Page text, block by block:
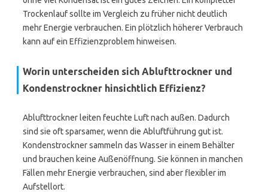
Trockenlauf sollte im Vergleich zu früher nicht deutlich
mehr Energie verbrauchen. Ein plötzlich höherer Verbrauch
kann auf ein Effizienzproblem hinweisen.
Worin unterscheiden sich Ablufttrockner und
Kondenstrockner hinsichtlich Effizienz?
Ablufttrockner leiten feuchte Luft nach außen. Dadurch
sind sie oft sparsamer, wenn die Abluftführung gut ist.
Kondenstrockner sammeln das Wasser in einem Behälter
und brauchen keine Außenöffnung. Sie können in manchen
Fällen mehr Energie verbrauchen, sind aber flexibler im
Aufstellort.